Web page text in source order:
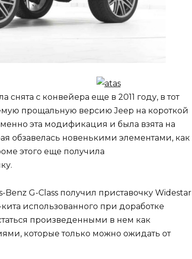
с конвейера еще в 2011 году, в тот
прощальную версию Jeep на короткой
эта модификация и была взята на
обзавелась новенькими элементами, как
этого еще получила
G-Class получил приставочку Widestar
кита использованного при доработке
произведенными в нем как
которые только можно ожидать от